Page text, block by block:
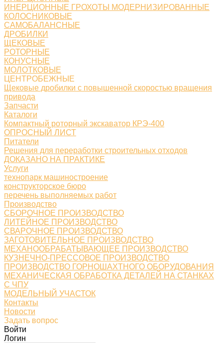
ИНЕРЦИОННЫЕ ГРОХОТЫ МОДЕРНИЗИРОВАННЫЕ
КОЛОСНИКОВЫЕ
САМОБАЛАНСНЫЕ
ДРОБИЛКИ
ЩЕКОВЫЕ
РОТОРНЫЕ
КОНУСНЫЕ
МОЛОТКОВЫЕ
ЦЕНТРОБЕЖНЫЕ
Щековые дробилки с повышенной скоростью вращения
привода
Запчасти
Каталоги
Компактный роторный экскаватор КРЭ-400
ОПРОСНЫЙ ЛИСТ
Питатели
Решения для переработки строительных отходов
ДОКАЗАНО НА ПРАКТИКЕ
Услуги
технопарк машиностроение
конструкторское бюро
перечень выполняемых работ
Производство
СБОРОЧНОЕ ПРОИЗВОДСТВО
ЛИТЕЙНОЕ ПРОИЗВОДСТВО
СВАРОЧНОЕ ПРОИЗВОДСТВО
ЗАГОТОВИТЕЛЬНОЕ ПРОИЗВОДСТВО
МЕХАНООБРАБАТЫВАЮЩЕЕ ПРОИЗВОДСТВО
КУЗНЕЧНО-ПРЕССОВОЕ ПРОИЗВОДСТВО
ПРОИЗВОДСТВО ГОРНОШАХТНОГО ОБОРУДОВАНИЯ
МЕХАНИЧЕСКАЯ ОБРАБОТКА ДЕТАЛЕЙ НА СТАНКАХ
С ЧПУ
МОДЕЛЬНЫЙ УЧАСТОК
Контакты
Новости
Задать вопрос
Войти
Логин